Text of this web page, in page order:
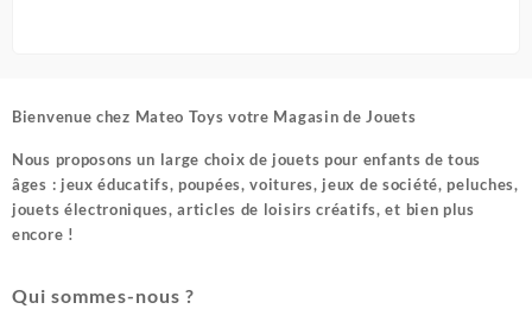
Bienvenue chez Mateo Toys votre Magasin de Jouets
Nous proposons un large choix de jouets pour enfants de tous
âges : jeux éducatifs, poupées, voitures, jeux de société, peluches,
jouets électroniques, articles de loisirs créatifs, et bien plus
encore !
Qui sommes-nous ?